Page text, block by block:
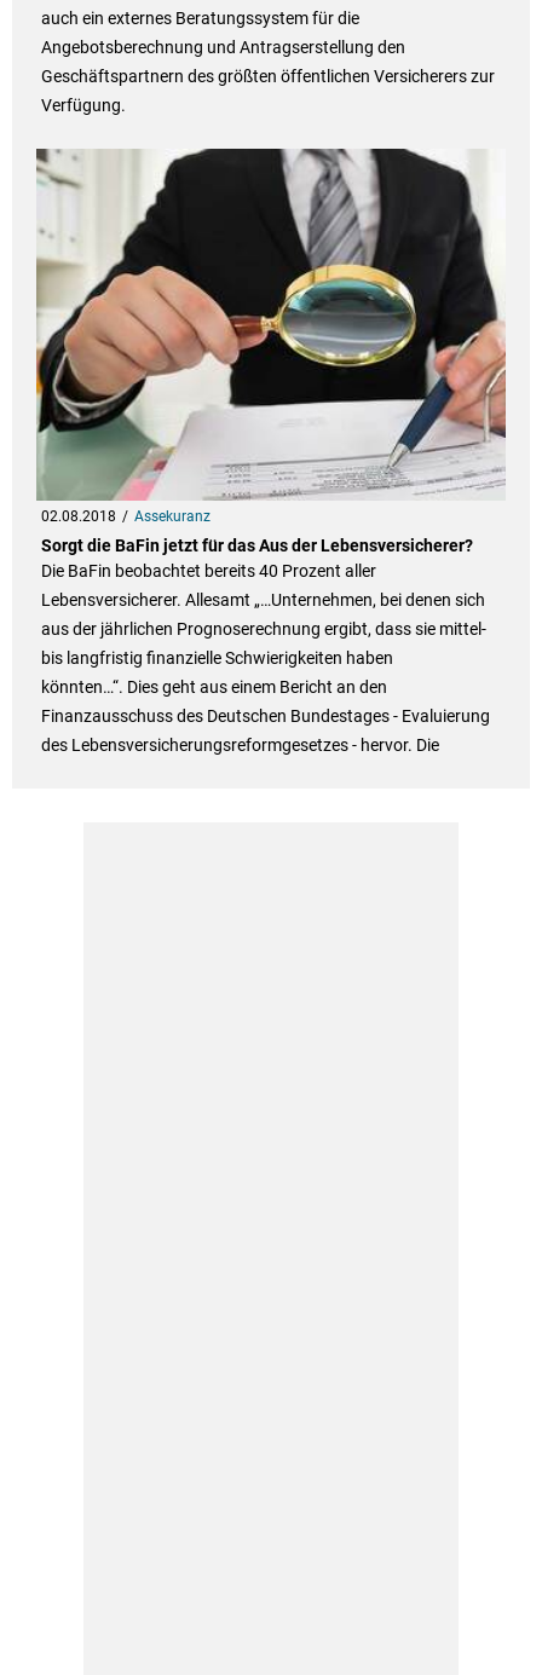
auch ein externes Beratungssystem für die
Angebotsberechnung und Antragserstellung den
Geschäftspartnern des größten öffentlichen Versicherers zur
Verfügung.
02.08.2018 Assekuranz
Sorgt die BaFin jetzt für das Aus der Lebensversicherer?
Die BaFin beobachtet bereits 40 Prozent aller
Lebensversicherer. Allesamt „…Unternehmen, bei denen sich
aus der jährlichen Prognoserechnung ergibt, dass sie mittel-
bis langfristig finanzielle Schwierigkeiten haben
könnten…“. Dies geht aus einem Bericht an den
Finanzausschuss des Deutschen Bundestages - Evaluierung
des Lebensversicherungsreformgesetzes - hervor. Die